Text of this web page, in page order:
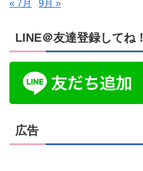
« 7月 9月 »
LINE＠友達登録してね！
広告